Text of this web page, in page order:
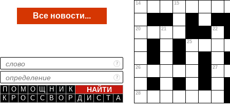
Все новости...
П О М О Щ Н И
К
К
Р О С С В О Р Д И С Т А
14 15
20 21 22
25
26 27
28